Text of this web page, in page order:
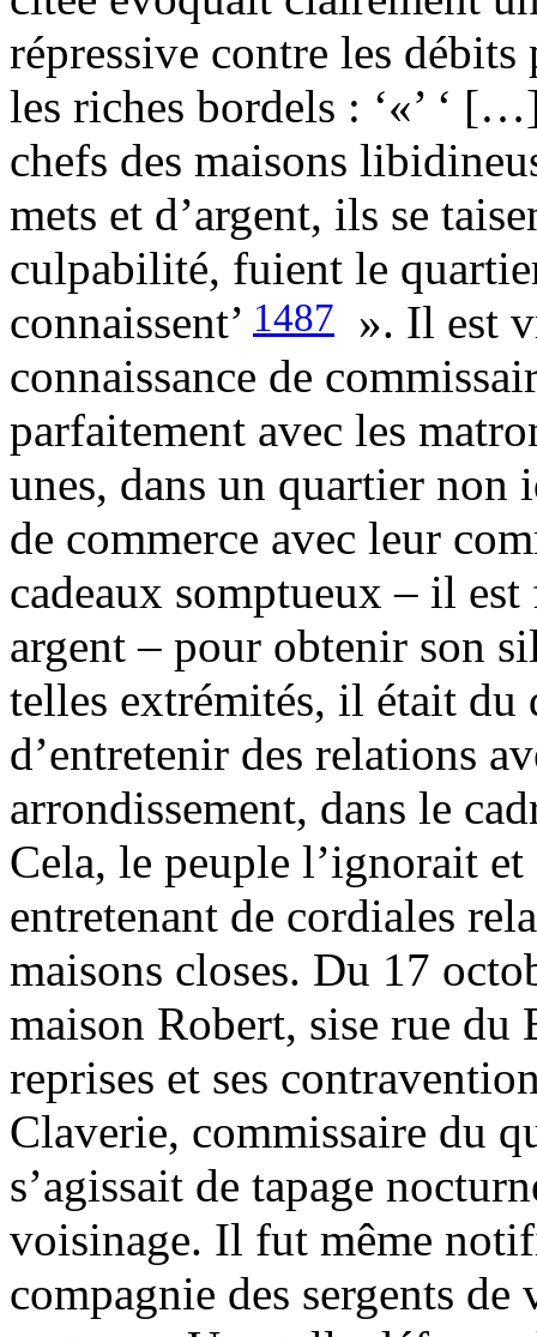
répressive contre les débits
les riches bordels : ‘«’ ‘
chefs des maisons
mets et d’argent, ils se
culpabilité, fuient le
connaissent’ 1487
». Il est
connaissance de
parfaitement avec les
unes, dans un quartier
de commerce avec leur
cadeaux somptueux – il
argent – pour obtenir son
telles extrémités, il était du
d’entretenir des relations
arrondissement, dans le
Cela, le peuple l’ignorait
entretenant de cordiales
maisons closes. Du 17
maison Robert, sise rue
reprises et ses
Claverie, commissaire du
s’agissait de tapage
voisinage. Il fut même
compagnie des sergents